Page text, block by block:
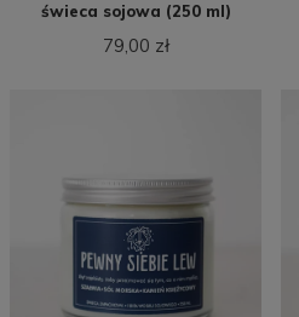
świeca sojowa (250 ml)
79,00 zł